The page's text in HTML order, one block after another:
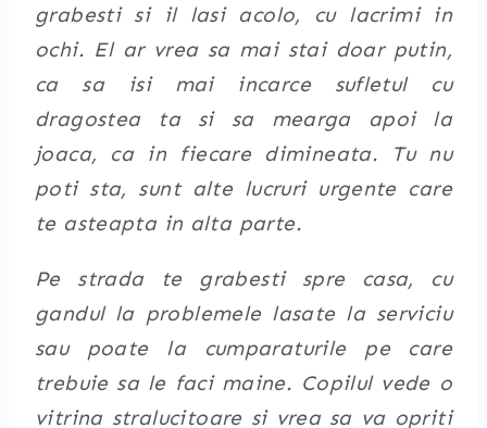
grabesti si il lasi acolo, cu lacrimi in
ochi. El ar vrea sa mai stai doar putin,
ca sa isi mai incarce sufletul cu
dragostea ta si sa mearga apoi la
joaca, ca in fiecare dimineata. Tu nu
poti sta, sunt alte lucruri urgente care
te asteapta in alta parte.
Pe strada te grabesti spre casa, cu
gandul la problemele lasate la serviciu
sau poate la cumparaturile pe care
trebuie sa le faci maine. Copilul vede o
vitrina stralucitoare si vrea sa va opriti